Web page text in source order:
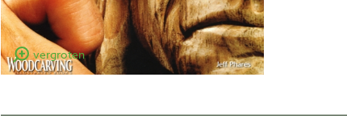
vergroten